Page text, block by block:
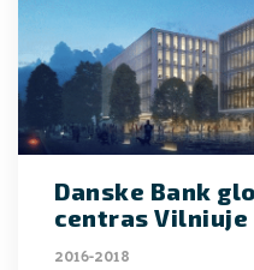
Danske Bank
centras Vilniuje
2016-2018